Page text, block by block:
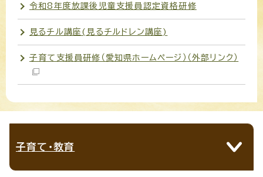
令和8年度放課後児童支援員認定資格研修
見るチル講座(見るチルドレン講座)
子育て支援員研修（愛知県ホームページ） （外部リンク）
子育て・教育